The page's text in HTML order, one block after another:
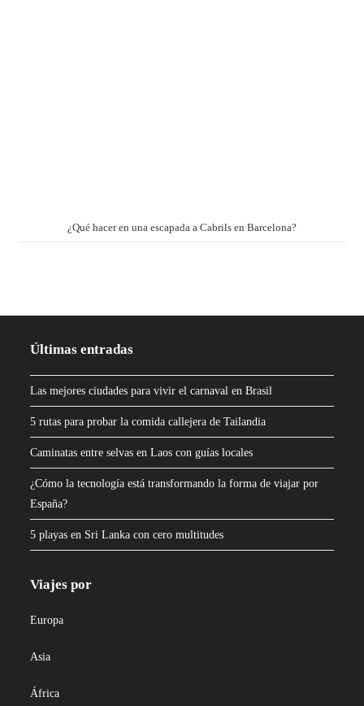
¿Qué hacer en una escapada a Cabrils en Barcelona?
Últimas entradas
Las mejores ciudades para vivir el carnaval en Brasil
5 rutas para probar la comida callejera de Tailandia
Caminatas entre selvas en Laos con guías locales
¿Cómo la tecnología está transformando la forma de viajar por
España?
5 playas en Sri Lanka con cero multitudes
Viajes por
Europa
Asia
África